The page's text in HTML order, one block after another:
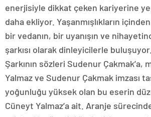
enerjisiyle dikkat çeken kariyerine
daha ekliyor. Yaşanmışlıkların
bir vedanın, bir uyanışın ve
şarkısı olarak dinleyicilerle buluşuyor.
Şarkının sözleri Sudenur Çakmak’a,
Yalmaz ve Sudenur Çakmak imzası
yoğunluğu yüksek olan bu eserin
Cüneyt Yalmaz’a ait. Aranje